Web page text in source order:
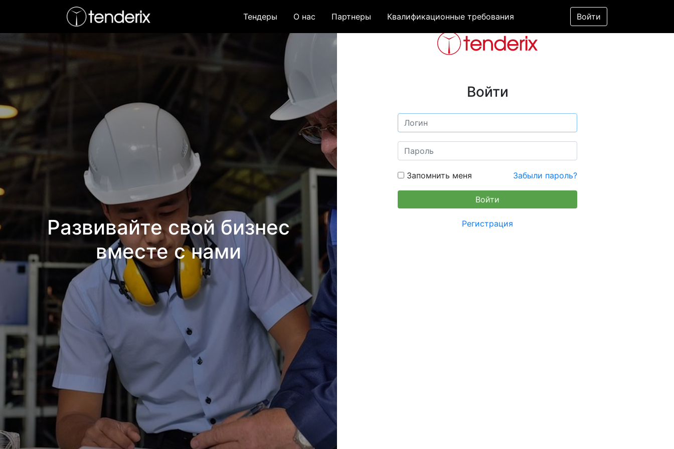
Тендеры О нас Партнеры Квалификационные требования Войти
Войти
Запомнить меня Забыли пароль?
Регистрация
Развивайте свой бизнес
вместе с нами